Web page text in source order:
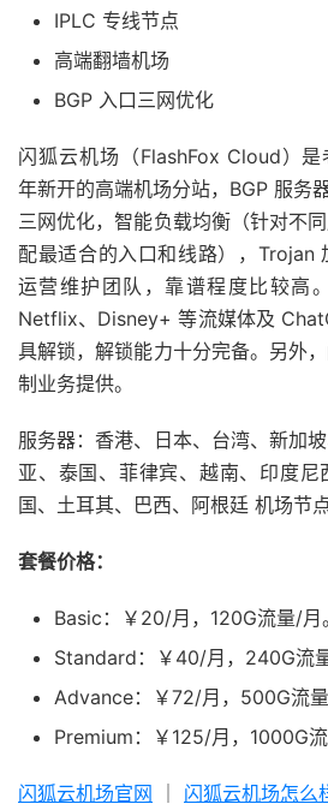
IPLC 专线节点
高端翻墙机场
BGP 入口三网优化
闪狐云机场（FlashFox Cloud）
年新开的高端机场分站，BGP 服务
三网优化，智能负载均衡（针对不
配最适合的入口和线路），Trojan
运营维护团队，靠谱程度比较高
Netflix、Disney+ 等流媒体及
具解锁，解锁能力十分完备。另外
制业务提供。
服务器：香港、日本、台湾、新加
亚、泰国、菲律宾、越南、印度尼
国、土耳其、巴西、阿根廷 机场节点
套餐价格：
Basic：￥20/月，120G流量/月。
Standard：￥40/月，240G流
Advance：￥72/月，500G流量
Premium：￥125/月，1000G流
闪狐云机场官网 闪狐云机场怎么